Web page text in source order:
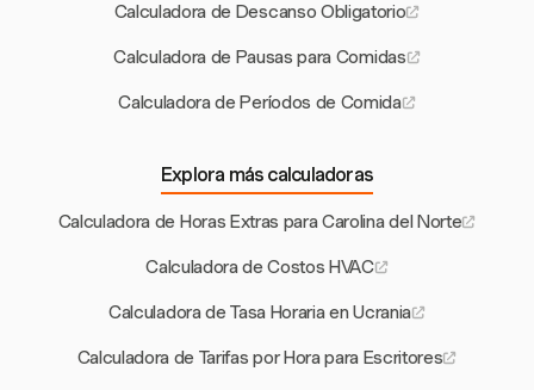
Calculadora de Descanso Obligatorio
Calculadora de Pausas para Comidas
Calculadora de Períodos de Comida
Explora más calculadoras
Calculadora de Horas Extras para Carolina del Norte
Calculadora de Costos HVAC
Calculadora de Tasa Horaria en Ucrania
Calculadora de Tarifas por Hora para Escritores